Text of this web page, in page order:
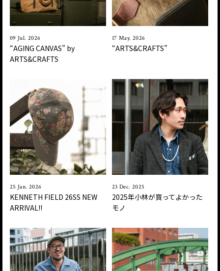
09 Jul. 2026
“AGING CANVAS” by
ARTS&CRAFTS
17 May. 2026
“ARTS&CRAFTS”
25 Jan. 2026
KENNETH FIELD 26SS NEW
ARRIVAL!!
23 Dec. 2025
2025年小林が買ってよかった
モノ